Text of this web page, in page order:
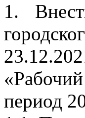
1.
период